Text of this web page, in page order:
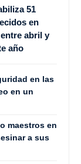
51
en
abril y
año
en las
en un
maestros en
a sus